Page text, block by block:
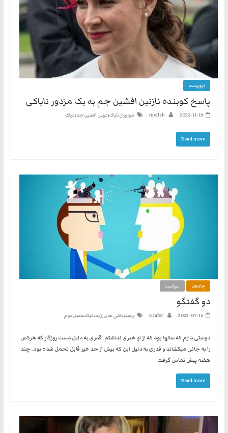
تروریسم
پاسخ کوبنده نازنین افشین جم به یک مزدور نایاکی
2022-11-19
mollah مزدوران نایاک،نازنین افشین جم،نایاک
Read more
جامعه سیاست
دو گفتگو
2022-07-16
Kaafer پرستو،لابی های رژیم،نایاک،نسل دوم
دوستی دارم که سالها بود که از او خبری نداشتم. قدری به دلیل دست روزگار که هرکس
را به جائی میکشاند و قدری به دلیل این که بیش از حد غیر قابل تحمل شده بود. چند
هفته پیش تماس گرفت
Read more